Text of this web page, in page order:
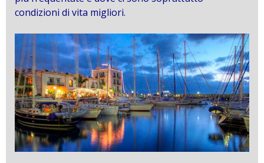
condizioni di vita migliori.